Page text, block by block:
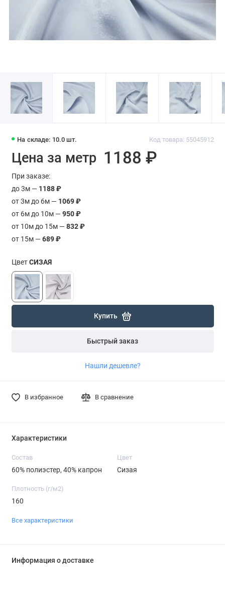
На складе: 10.0 шт. Код товара: 55045912
Цена за метр 1188 ₽
При заказе:
до 3м — 1188 ₽
от 3м до 6м — 1069 ₽
от 6м до 10м —950 ₽
от 10м до 15м —832 ₽
от 15м —689 ₽
ЦветСИЗАЯ
Купить
Быстрый заказ
Нашли дешевле?
В избранное В сравнение
Характеристики
Состав
60% полиэстер, 40% капрон
Цвет
Сизая
Плотность (г/м2)
160
Все характеристики
Информация о доставке